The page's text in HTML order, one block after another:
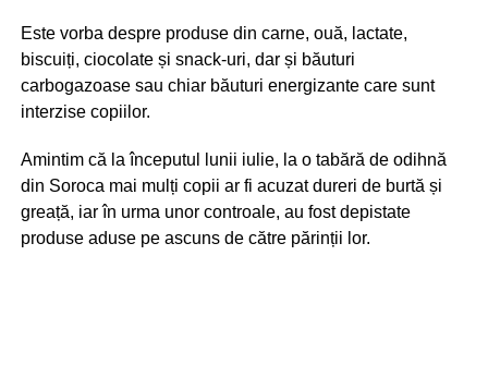
Este vorba despre produse din carne, ouă, lactate,
biscuiți, ciocolate și snack-uri, dar și băuturi
carbogazoase sau chiar băuturi energizante care sunt
interzise copiilor.
Amintim că la începutul lunii iulie, la o tabără de odihnă
din Soroca mai mulți copii ar fi acuzat dureri de burtă și
greață, iar în urma unor controale, au fost depistate
produse aduse pe ascuns de către părinții lor.